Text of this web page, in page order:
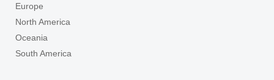
Europe
North America
Oceania
South America